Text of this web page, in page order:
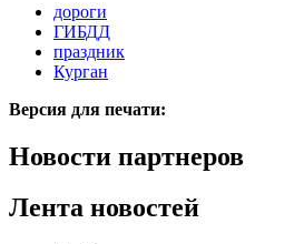
дороги
ГИБДД
праздник
Курган
Версия для печати:
Новости партнеров
Лента новостей